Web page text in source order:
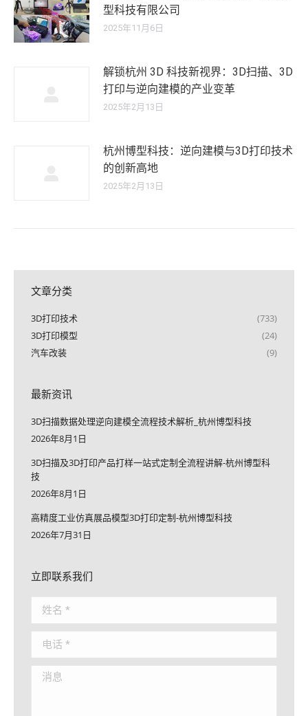
型科技有限公司
2025年11月6日
解锁杭州 3D 科技新视界：3D扫描、3D
打印与逆向建模的产业变革
2025年2月13日
杭州博型科技：逆向建模与3D打印技术
的创新高地
2025年2月13日
文章分类
3D打印技术
(733)
3D打印模型
(24)
汽车改装
(9)
最新资讯
3D扫描数据处理逆向建模全流程技术解析_杭州博型科技
2026年8月1日
3D扫描及3D打印产品打样一站式定制全流程讲解-杭州博型科
技
2026年8月1日
高精度工业仿真展品模型3D打印定制-杭州博型科技
2026年7月31日
立即联系我们
姓名 *
电话 *
消息